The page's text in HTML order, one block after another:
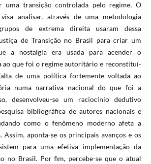
uma transição controlada pelo regime. O
analisar, através de uma metodologia
de extrema direita usaram dessa
de Transição no Brasil para criar um
a nostalgia era usada para acender o
ao que foi o regime autoritário e reconstituí-
de uma política fortemente voltada ao
numa narrativa nacional do que foi a
desenvolveu-se um raciocínio dedutivo
bibliográfica de autores nacionais e
como o fenômeno moderno afeta a
Assim, aponta-se os principais avanços e os
para uma efetiva implementação da
no Brasil. Por fim, percebe-se que o atual